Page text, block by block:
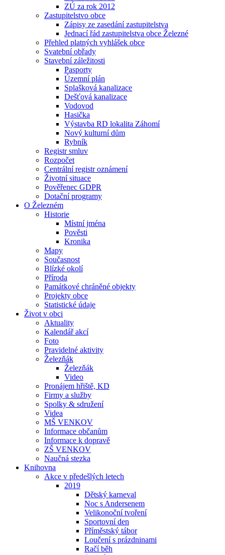
ZÚ za rok 2012
Zastupitelstvo obce
Zápisy ze zasedání zastupitelstva
Jednací řád zastupitelstva obce Železné
Přehled platných vyhlášek obce
Svatební obřady
Stavební záležitosti
Pasporty
Územní plán
Splašková kanalizace
Dešťová kanalizace
Vodovod
Hasička
Výstavba RD lokalita Záhomí
Nový kulturní dům
Rybník
Registr smluv
Rozpočet
Centrální registr oznámení
Životní situace
Pověřenec GDPR
Dotační programy
O Železném
Historie
Místní jména
Pověsti
Kronika
Mapy
Současnost
Blízké okolí
Příroda
Památkové chráněné objekty
Projekty obce
Statistické údaje
Život v obci
Aktuality
Kalendář akcí
Foto
Pravidelné aktivity
Železňák
Železňák
Video
Pronájem hřiště, KD
Firmy a služby
Spolky & sdružení
Videa
MŠ VENKOV
Informace občanům
Informace k dopravě
ZŠ VENKOV
Naučná stezka
Knihovna
Akce v předešlých letech
2019
Dětský karneval
Noc s Andersenem
Velikonoční tvoření
Sportovní den
Příměstský tábor
Loučení s prázdninami
Račí běh